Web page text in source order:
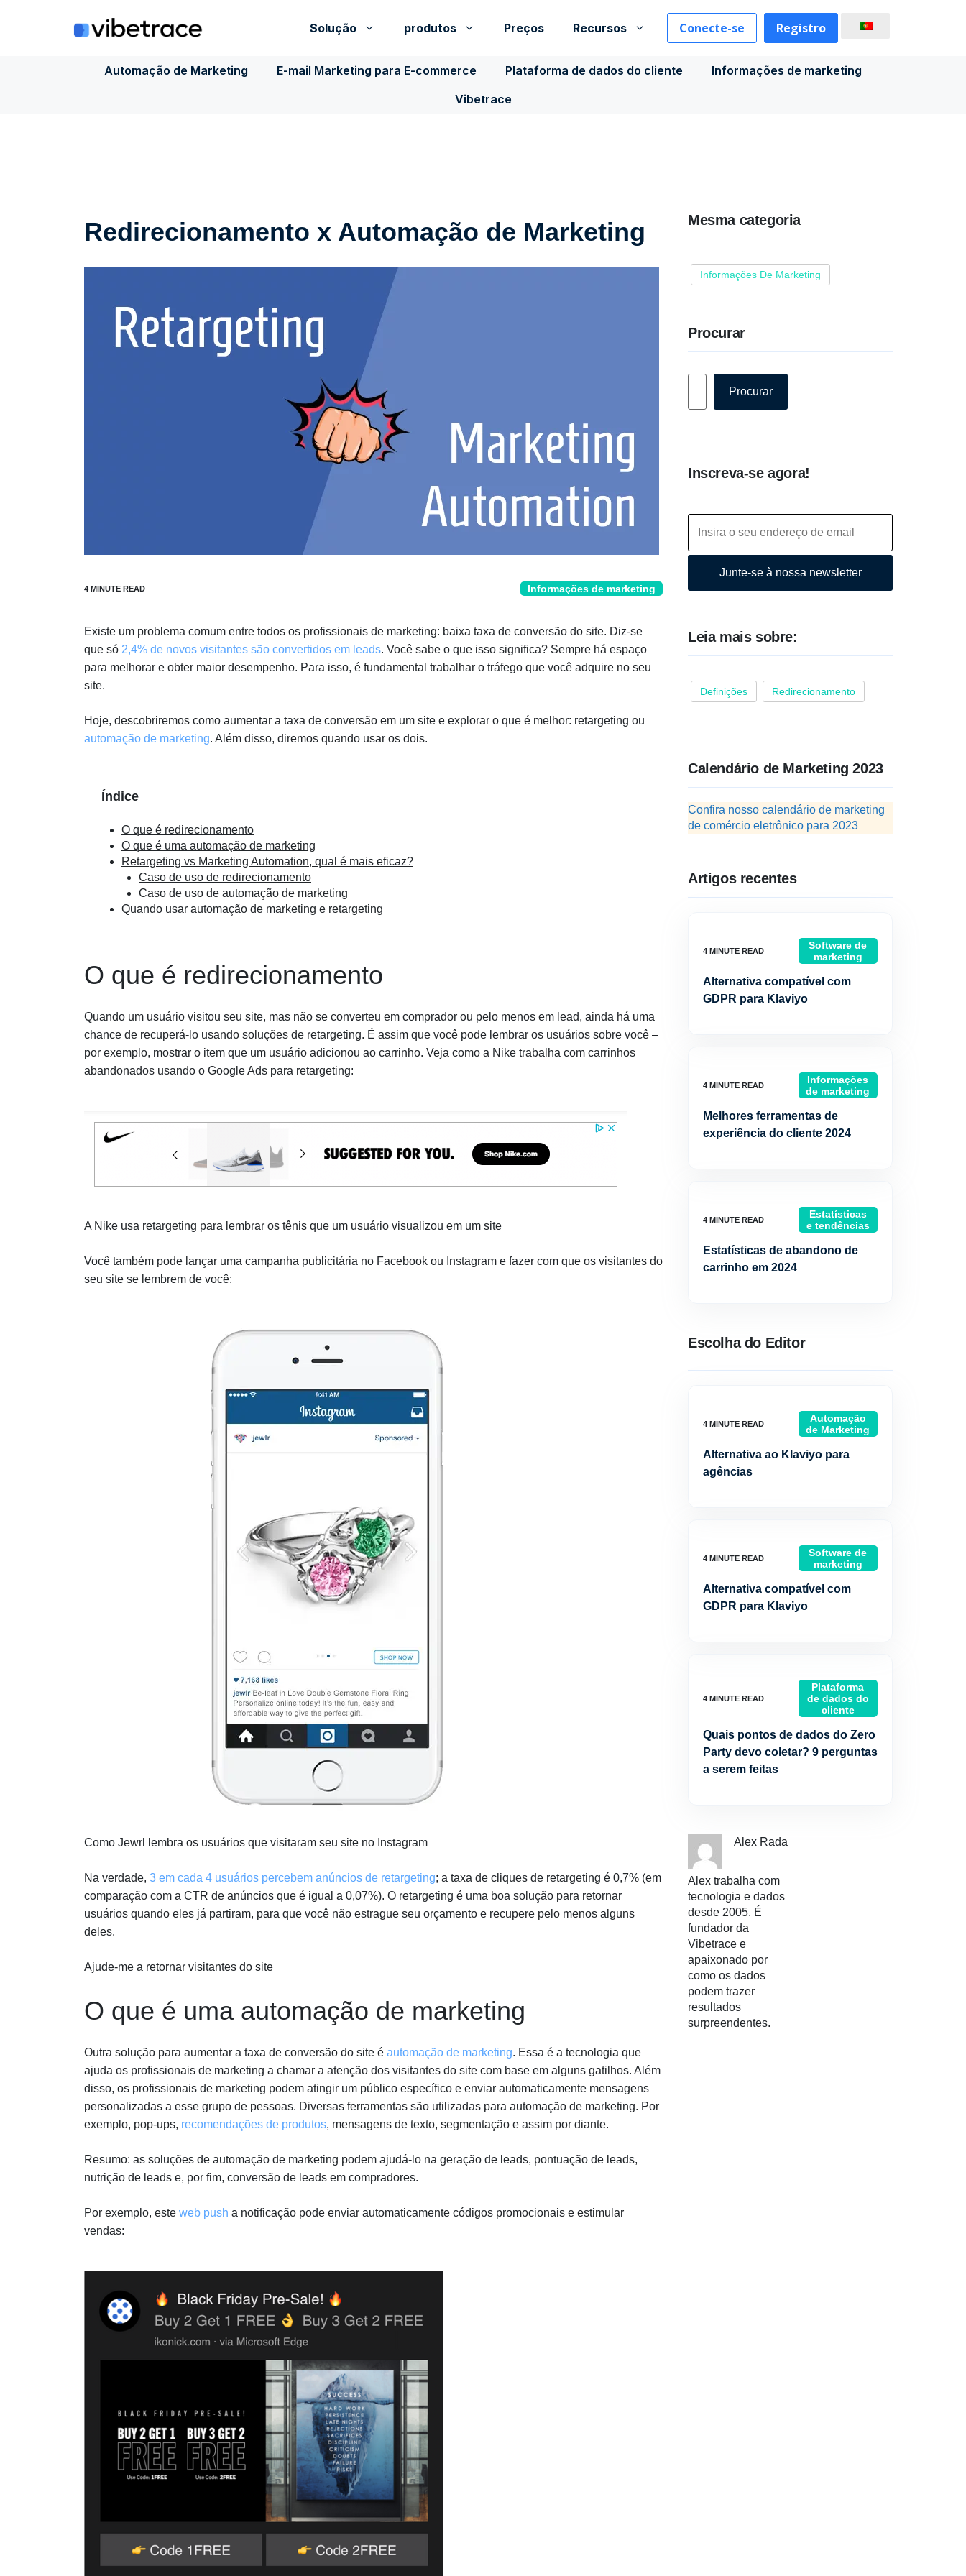
Solução produtos Preços Recursos Conecte-se Registro
Automação de Marketing E-mail Marketing para E-commerce Plataforma de dados do cliente
Informações de marketing
Vibetrace
Redirecionamento x Automação de Marketing
Informações de marketing
Existe um problema comum entre todos os profissionais de marketing: baixa taxa de conversão do site. Diz-se
que só 2,4% de novos visitantes são convertidos em leads. Você sabe o que isso significa? Sempre há espaço
para melhorar e obter maior desempenho. Para isso, é fundamental trabalhar o tráfego que você adquire no seu
site.
Hoje, descobriremos como aumentar a taxa de conversão em um site e explorar o que é melhor: retargeting ou
automação de marketing. Além disso, diremos quando usar os dois.
Índice
O que é redirecionamento
O que é uma automação de marketing
Retargeting vs Marketing Automation, qual é mais eficaz?
Caso de uso de redirecionamento
Caso de uso de automação de marketing
Quando usar automação de marketing e retargeting
O que é redirecionamento
Quando um usuário visitou seu site, mas não se converteu em comprador ou pelo menos em lead, ainda há uma
chance de recuperá-lo usando soluções de retargeting. É assim que você pode lembrar os usuários sobre você –
por exemplo, mostrar o item que um usuário adicionou ao carrinho. Veja como a Nike trabalha com carrinhos
abandonados usando o Google Ads para retargeting:
A Nike usa retargeting para lembrar os tênis que um usuário visualizou em um site
Você também pode lançar uma campanha publicitária no Facebook ou Instagram e fazer com que os visitantes do
seu site se lembrem de você:
Como Jewrl lembra os usuários que visitaram seu site no Instagram
Na verdade, 3 em cada 4 usuários percebem anúncios de retargeting; a taxa de cliques de retargeting é 0,7% (em
comparação com a CTR de anúncios que é igual a 0,07%). O retargeting é uma boa solução para retornar
usuários quando eles já partiram, para que você não estrague seu orçamento e recupere pelo menos alguns
deles.
Ajude-me a retornar visitantes do site
O que é uma automação de marketing
Outra solução para aumentar a taxa de conversão do site é automação de marketing. Essa é a tecnologia que
ajuda os profissionais de marketing a chamar a atenção dos visitantes do site com base em alguns gatilhos. Além
disso, os profissionais de marketing podem atingir um público específico e enviar automaticamente mensagens
personalizadas a esse grupo de pessoas. Diversas ferramentas são utilizadas para automação de marketing. Por
exemplo, pop-ups, recomendações de produtos, mensagens de texto, segmentação e assim por diante.
Resumo: as soluções de automação de marketing podem ajudá-lo na geração de leads, pontuação de leads,
nutrição de leads e, por fim, conversão de leads em compradores.
Por exemplo, este web push a notificação pode enviar automaticamente códigos promocionais e estimular
vendas:
Mesma categoria
Informações De Marketing
Procurar
Procurar
Inscreva-se agora!
Junte-se à nossa newsletter
Leia mais sobre:
Definições Redirecionamento
Calendário de Marketing 2023
Confira nosso calendário de marketing
de comércio eletrônico para 2023
Artigos recentes
Software de
marketing
Alternativa compatível com
GDPR para Klaviyo
Informações
de marketing
Melhores ferramentas de
experiência do cliente 2024
Estatísticas
e tendências
Estatísticas de abandono de
carrinho em 2024
Escolha do Editor
Automação
de Marketing
Alternativa ao Klaviyo para
agências
Software de
marketing
Alternativa compatível com
GDPR para Klaviyo
Plataforma
de dados do
cliente
Quais pontos de dados do Zero
Party devo coletar? 9 perguntas
a serem feitas
Alex Rada
Alex trabalha com
tecnologia e dados
desde 2005. É
fundador da
Vibetrace e
apaixonado por
como os dados
podem trazer
resultados
surpreendentes.